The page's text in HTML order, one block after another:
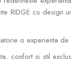
RIDGE cu
o experienta de
confort si stil